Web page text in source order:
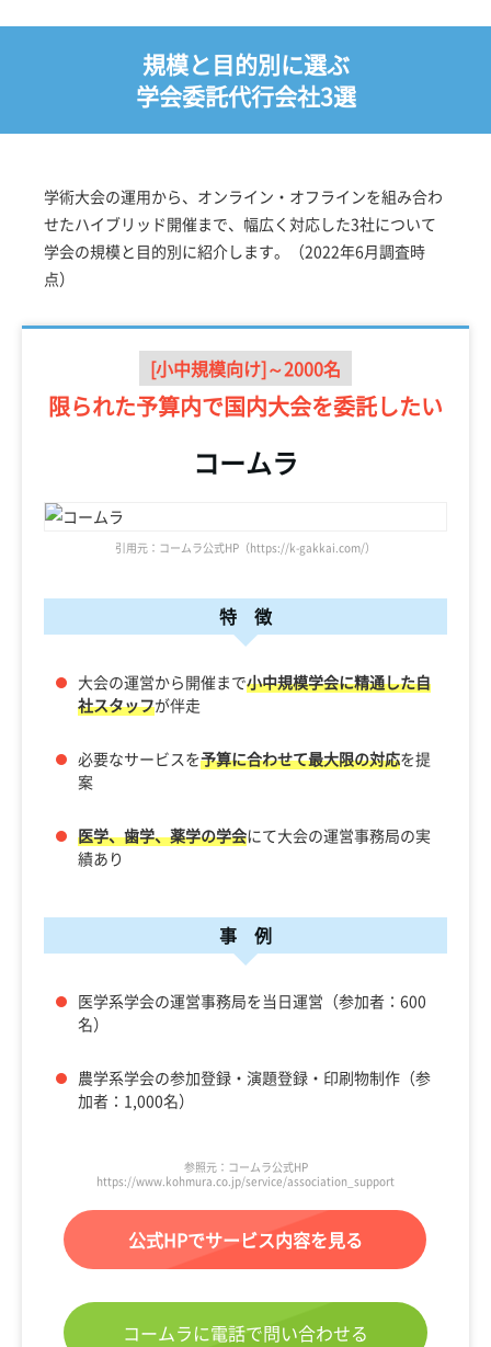
規模と目的別に選ぶ
学会委託代行会社3選
学術大会の運用から、オンライン・オフラインを組み合わ
せたハイブリッド開催まで、幅広く対応した3社について
学会の規模と目的別に紹介します。（2022年6月調査時
点）
[小中規模向け]～2000名
限られた予算内で国内大会を委託したい
コームラ
引用元：コームラ公式HP（https://k-gakkai.com/）
特 徴
大会の運営から開催まで小中規模学会に精通した自
社スタッフが伴走
必要なサービスを予算に合わせて最大限の対応を提
案
医学、歯学、薬学の学会にて大会の運営事務局の実
績あり
事 例
医学系学会の運営事務局を当日運営（参加者：600
名）
農学系学会の参加登録・演題登録・印刷物制作（参
加者：1,000名）
参照元：コームラ公式HP
https://www.kohmura.co.jp/service/association_support
公式HPでサービス内容を見る
コームラに電話で問い合わせる